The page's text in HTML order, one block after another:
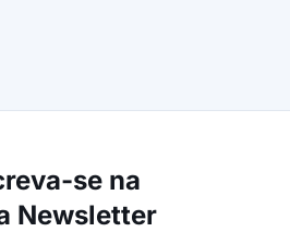
se na
Newsletter